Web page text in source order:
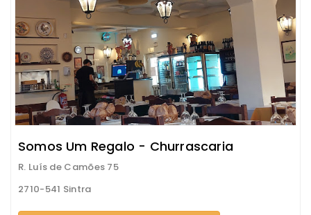
Somos Um Regalo - Churrascaria
R. Luís de Camões 75
2710-541 Sintra